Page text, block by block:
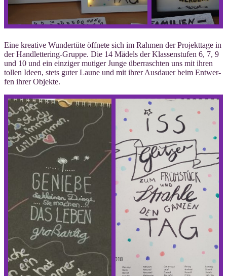
Eine krea­ti­ve Wun­der­tü­te öff­ne­te sich im Rah­men der Pro­jekt­ta­ge in
der Hand­let­te­ring-Grup­pe. Die 14 Mädels der Klas­sen­stu­fen 6, 7, 9
und 10 und ein ein­zi­ger muti­ger Jun­ge über­rasch­ten uns mit ihren
tol­len Ideen, stets guter Lau­ne und mit ihrer Aus­dau­er beim Ent­wer­
fen ihrer Objekte.